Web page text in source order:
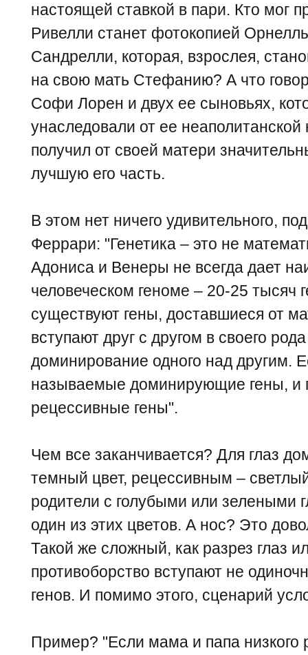
настоящей ставкой в пари. Кто мог
Ривелли станет фотокопией
Сандрелли, которая, взрослея,
на свою мать Стефанию? А что
Софи Лорен и двух ее сыновьях,
унаследовали от ее
получил от своей матери
лучшую его часть.
В этом нет ничего удивительного,
Феррари: "Генетика – это не
Адониса и Венеры не всегда дает
человеческом геноме – 20-25 тысяч
существуют гены, доставшиеся от
вступают друг с другом в своего
доминирование одного над другим.
называемые доминирующие гены, и
рецессивные гены".
Чем все заканчивается? Для глаз
темный цвет, рецессивным –
родители с голубыми или зелеными
один из этих цветов. А нос? Это
Такой же сложный, как разрез глаз
противоборство вступают не
генов. И помимо этого, сценарий
Пример? "Если мама и папа низкого